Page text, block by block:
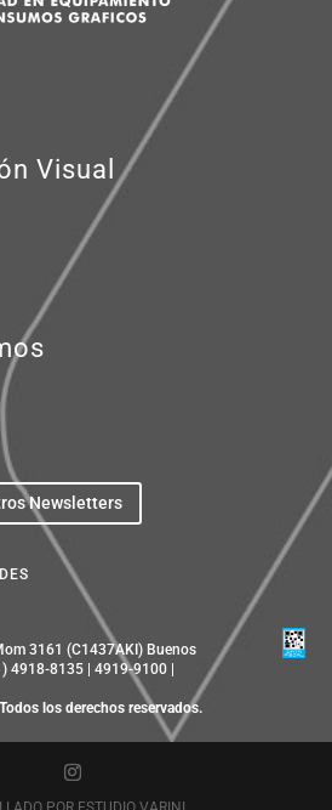
Visual
Newsletters
3161 (C1437AKI) Buenos
4918-8135 | 4919-9100 |
los derechos reservados.